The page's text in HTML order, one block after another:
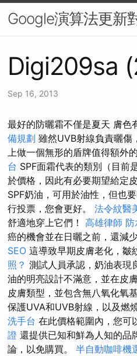
Google演算法更新
Digi209sa
Sep 16, 2013
最好的防曬霜不僅是夏天 膚色
備規劃 雖然UVB射線負責曬傷
上做一個無形的盾牌值得額外
台 SPF面霜代表的類別（目前
於價格，因此有必要期望給定
SPF奶油，可用於油性，但也
行投票，您會更好。 法令紋醫
舒適地穿上它們！ 高雄律師 防
癌的機會並在日曬之前，還減
SEO 這導致早期皮膚老化，皺
照？ 測試人員承認，奶油表現
油的明亮設計不滿意，並在皮
皮膚類型，並包含無八氧化氧
保護UVA和UVB射線，以及燃
洗手台 在此價格範圍內，您可
證 還提供已知和鮮為人知的品
論，以免購買。 半自動咖啡機